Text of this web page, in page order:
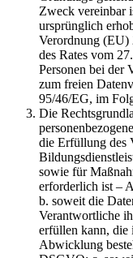
Zweck vereinbar
ursprünglich
Verordnung (EU)
des Rates vom
Personen bei der
zum freien
95/46/EG, im
Die
die Erfüllung des
sowie für
erforderlich ist –
b. soweit die
Verantwortliche
erfüllen kann, die
Abwicklung